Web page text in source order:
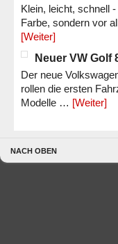
Klein, leicht, schnell
Farbe, sondern vor
[Weiter]
Neuer VW Golf
Der neue
rollen die ersten
Modelle … [Weiter]
NACH OBEN